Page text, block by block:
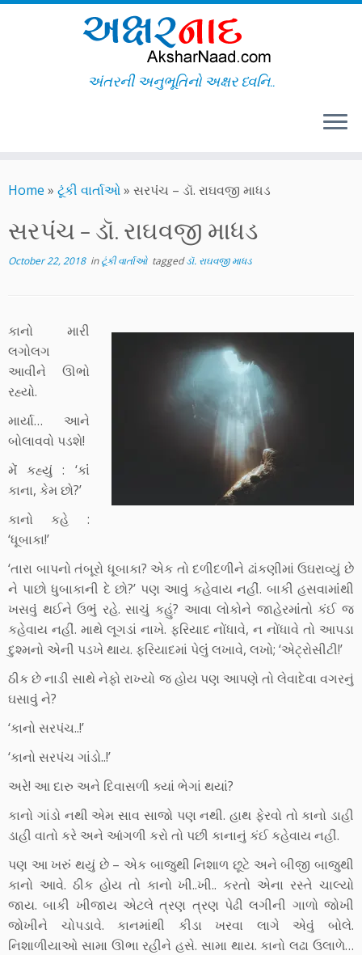
to
અંતરની અનુભૂતિનો અક્ષર ધ્વનિ..
Home » ટૂંકી વાર્તાઓ» સરપંંચ – ડૉ. રાઘવજી માધડ
સરપંંચ – ડૉ. રાઘવજી માધડ
October 22, 2018inટૂંકી વાર્તાઓ taggedડૉ. રાઘવજી માધડ
કાનો મારી
લગોલગ
આવીને ઊભો
રહ્યો.
માર્યા… આને
બોલાવવો પડશે!
મેંં કહ્યું : ‘કાંં
કાના, કેમ છો?’
કાનો કહે :
‘ધૂબાકા!’
‘તારા બાપનો તંબૂરો ધૂબાકા? એક તો દળીદળીને ઢાંકણીમાં ઉઘરાવ્યું છે
ને પાછો ધુબાકાની દે છો?’ પણ આવુંં કહેવાય નહીં. બાકી હસવામાંંથી
ખસવુંં થઈને ઉભુંં રહે. સાચું કહું? આવા લોકોને જાહેરમાંંતો કંઈ જ
કહેવાય નહીં. માથે લૂગડાં નાખે. ફરિયાદ નોંધાવે, ન નોંધાવે તો આપડા
દુશ્મનો એની પડખે થાય. ફરિયાદમાં પેલુંં લખાવે, લખો; ‘એટ્રોસીટી!’
ઠીક છે નાડી સાથે નેફો રાખ્યો જ હોય પણ આપણે તો લેવાદેવા વગરનું
ઘસાવુંં ને?
‘કાનો સરપંચ..!’
‘કાનો સરપંચ ગાંડો..!’
અરે! આ દારુ અને દિવાસળી ક્યાં ભેગાં થયાં?
કાનો ગાંડો નથી એમ સાવ સાજો પણ નથી. હાથ ફેરવો તો કાનો ડાહી
ડાહી વાતો કરે અને આંંગળી કરો તો પછી કાનાનું કંઈ કહેવાય નહીં.
પણ આ ખરુંં થયું છે – એક બાજુથી નિશાળ છૂટે અને બીજી બાજુથી
કાનો આવે. ઠીક હોય તો કાનો ખી..ખી.. કરતો એના રસ્તે ચાલ્યો
જાય. બાકી ખીજાય એટલે ત્રણ ત્રણ પેઢી લગીની ગાળો જોખી
જોખીને ચોપડાવે. કાનમાંથી કીડા ખરવા લાગે એવુંં બોલે.
નિશાળીયાઓ સામા ઊભા રહીને હસે. સામા થાય. કાનો લઢા ઉલાળે…